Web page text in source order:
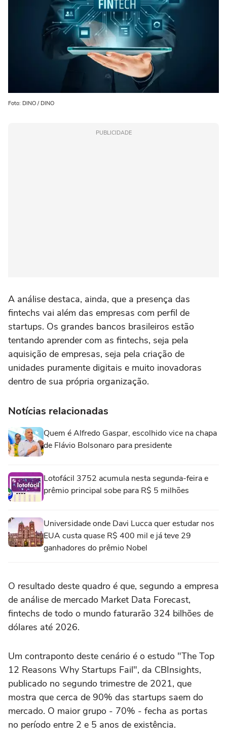
Foto: DINO / DINO
PUBLICIDADE
A análise destaca, ainda, que a presença das
fintechs vai além das empresas com perfil de
startups. Os grandes bancos brasileiros estão
tentando aprender com as fintechs, seja pela
aquisição de empresas, seja pela criação de
unidades puramente digitais e muito inovadoras
dentro de sua própria organização.
Notícias relacionadas
Quem é Alfredo Gaspar, escolhido vice na chapa
de Flávio Bolsonaro para presidente
Lotofácil 3752 acumula nesta segunda-feira e
prêmio principal sobe para R$ 5 milhões
Universidade onde Davi Lucca quer estudar nos
EUA custa quase R$ 400 mil e já teve 29
ganhadores do prêmio Nobel
O resultado deste quadro é que, segundo a empresa
de análise de mercado Market Data Forecast,
fintechs de todo o mundo faturarão 324 bilhões de
dólares até 2026.
Um contraponto deste cenário é o estudo "The Top
12 Reasons Why Startups Fail", da CBInsights,
publicado no segundo trimestre de 2021, que
mostra que cerca de 90% das startups saem do
mercado. O maior grupo - 70% - fecha as portas
no período entre 2 e 5 anos de existência.